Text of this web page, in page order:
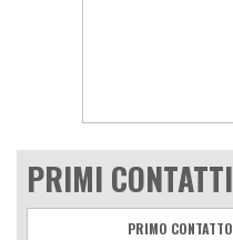
PRIMI CONTATTI
PRIMO CONTATTO